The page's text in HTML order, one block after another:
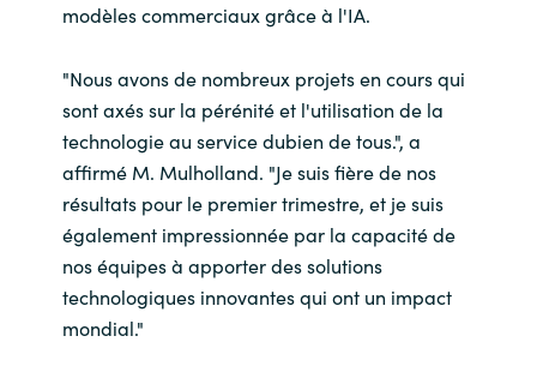
modèles commerciaux grâce à l'IA.
"Nous avons de nombreux projets en cours qui
sont axés sur la pérénité et l'utilisation de la
technologie au service dubien de tous.", a
affirmé M. Mulholland. "Je suis fière de nos
résultats pour le premier trimestre, et je suis
également impressionnée par la capacité de
nos équipes à apporter des solutions
technologiques innovantes qui ont un impact
mondial."